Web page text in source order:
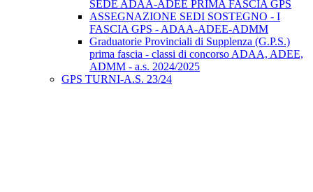
SEDE ADAA-ADEE PRIMA FASCIA GPS
ASSEGNAZIONE SEDI SOSTEGNO - I
FASCIA GPS - ADAA-ADEE-ADMM
Graduatorie Provinciali di Supplenza (G.P.S.)
prima fascia - classi di concorso ADAA, ADEE,
ADMM - a.s. 2024/2025
GPS TURNI-A.S. 23/24